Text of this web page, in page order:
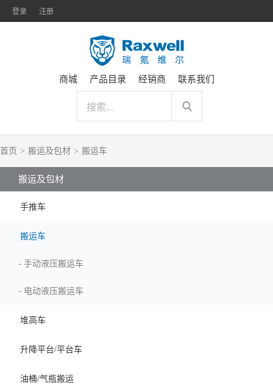
登录 注册
商城 产品目录 经销商 联系我们
首页 > 搬运及包材 > 搬运车
搬运及包材
手推车
搬运车
- 手动液压搬运车
- 电动液压搬运车
堆高车
升降平台/平台车
油桶/气瓶搬运